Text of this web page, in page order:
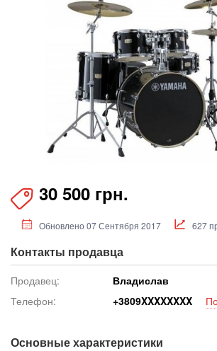
30 500 грн.
Обновлено 07 Сентября 2017 627
Контакты продавца
Продавец:
Владислав
Телефон:
+3809XXXXXXXX
Основные характеристики